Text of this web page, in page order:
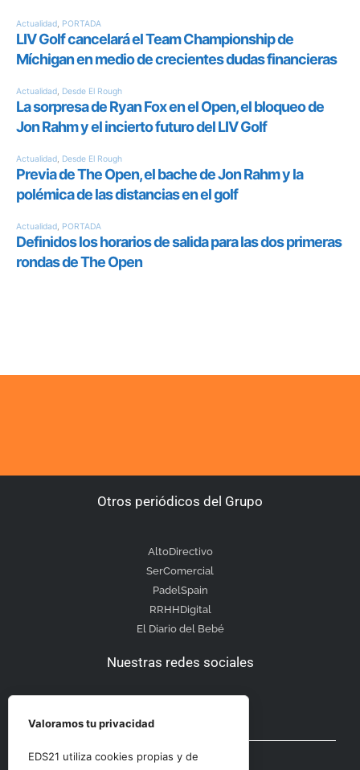
Otros periódicos del Grupo
AltoDirectivo
SerComercial
PadelSpain
RRHHDigital
El Diario del Bebé
Nuestras redes sociales
Otras secciones
Valoramos tu privacidad
EDS21 utiliza cookies propias y de